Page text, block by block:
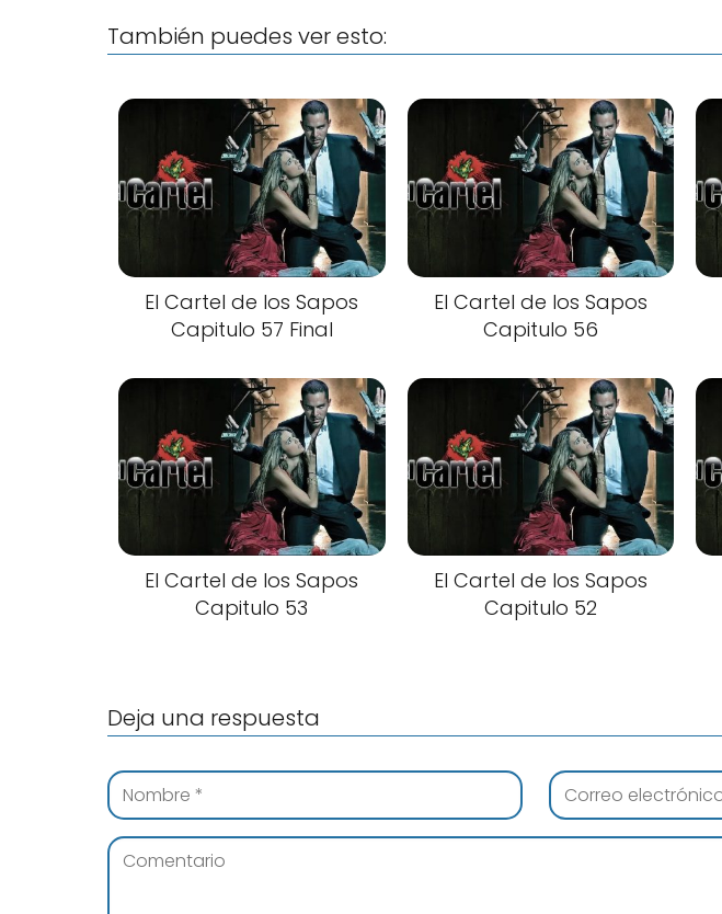
También puedes ver esto:
El Cartel de los Sapos
Capitulo 57 Final
El Cartel de los Sapos
Capitulo 56
El Cartel de los Sapos
Capitulo 53
El Cartel de los Sapos
Capitulo 52
Deja una respuesta